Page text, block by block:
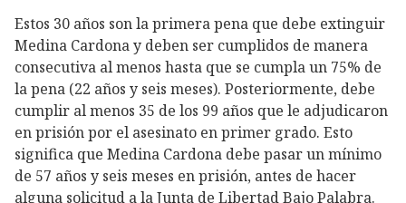
Estos 30 años son la primera pena que debe extinguir
Medina Cardona y deben ser cumplidos de manera
consecutiva al menos hasta que se cumpla un 75% de
la pena (22 años y seis meses). Posteriormente, debe
cumplir al menos 35 de los 99 años que le adjudicaron
en prisión por el asesinato en primer grado. Esto
significa que Medina Cardona debe pasar un mínimo
de 57 años y seis meses en prisión, antes de hacer
alguna solicitud a la Junta de Libertad Bajo Palabra.